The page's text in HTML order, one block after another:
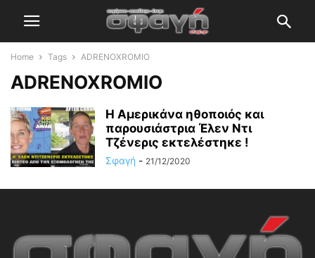
Home Tags ADRENOXROMIO
ADRENOXROMIO
Η Αμερικάνα ηθοποιός και
παρουσιάστρια Έλεν Ντι
Τζένερις εκτελέστηκε !
Σφαγή - 21/12/2020